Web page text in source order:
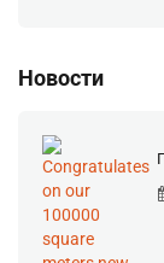
Новости